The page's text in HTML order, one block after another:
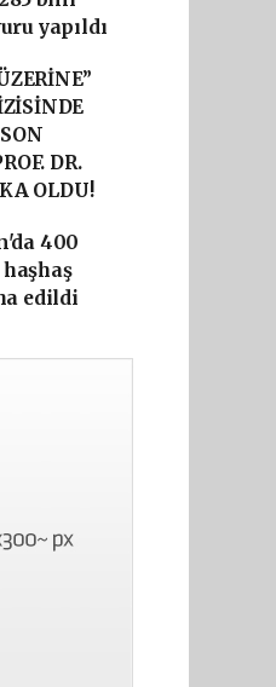
yapıldı
DR.
OLDU!
400
edildi